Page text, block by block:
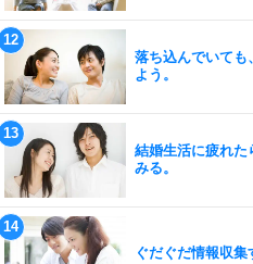
落ち込んでいても
よう。
結婚生活に疲れた
みる。
ぐだぐだ情報収集